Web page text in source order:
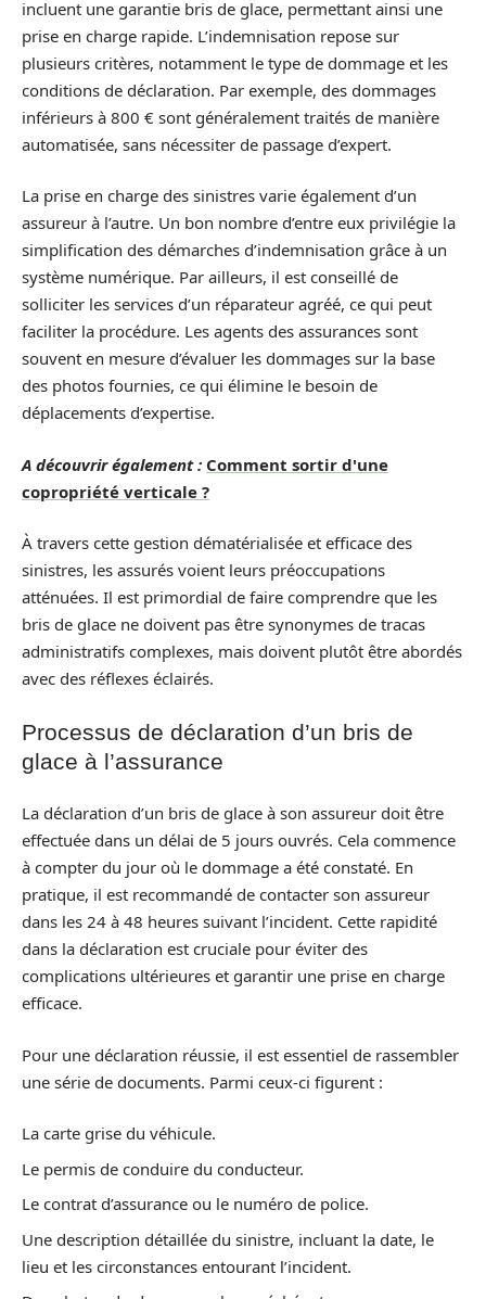
incluent une garantie bris de glace, permettant ainsi une
prise en charge rapide. L’indemnisation repose sur
plusieurs critères, notamment le type de dommage et les
conditions de déclaration. Par exemple, des dommages
inférieurs à 800 € sont généralement traités de manière
automatisée, sans nécessiter de passage d’expert.
La prise en charge des sinistres varie également d’un
assureur à l’autre. Un bon nombre d’entre eux privilégie la
simplification des démarches d’indemnisation grâce à un
système numérique. Par ailleurs, il est conseillé de
solliciter les services d’un réparateur agréé, ce qui peut
faciliter la procédure. Les agents des assurances sont
souvent en mesure d’évaluer les dommages sur la base
des photos fournies, ce qui élimine le besoin de
déplacements d’expertise.
A découvrir également : Comment sortir d'une
copropriété verticale ?
À travers cette gestion dématérialisée et efficace des
sinistres, les assurés voient leurs préoccupations
atténuées. Il est primordial de faire comprendre que les
bris de glace ne doivent pas être synonymes de tracas
administratifs complexes, mais doivent plutôt être abordés
avec des réflexes éclairés.
Processus de déclaration d’un bris de
glace à l’assurance
La déclaration d’un bris de glace à son assureur doit être
effectuée dans un délai de 5 jours ouvrés. Cela commence
à compter du jour où le dommage a été constaté. En
pratique, il est recommandé de contacter son assureur
dans les 24 à 48 heures suivant l’incident. Cette rapidité
dans la déclaration est cruciale pour éviter des
complications ultérieures et garantir une prise en charge
efficace.
Pour une déclaration réussie, il est essentiel de rassembler
une série de documents. Parmi ceux-ci figurent :
La carte grise du véhicule.
Le permis de conduire du conducteur.
Le contrat d’assurance ou le numéro de police.
Une description détaillée du sinistre, incluant la date, le
lieu et les circonstances entourant l’incident.